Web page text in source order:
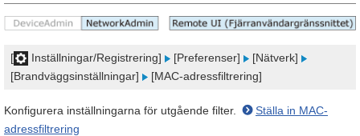
[ Inställningar/Registrering] [Preferenser]
[Nätverk]
[Brandväggsinställningar]
[MAC-adressfiltrering]
Konfigurera inställningarna för utgående filter.
Ställa in MAC-
adressfiltrering